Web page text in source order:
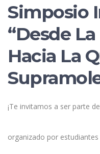
Simposio
“Desde
Hacia La
¡Te invitamos a ser parte
organizado por